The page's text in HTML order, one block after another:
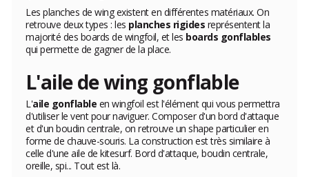
Les planches de wing existent en différentes matériaux. On
retrouve deux types : les planches rigides représentent la
majorité des boards de wingfoil, et les boards gonflables
qui permette de gagner de la place.
L'aile de wing gonflable
L'aile gonflable en wingfoil est l'élément qui vous permettra
d'utiliser le vent pour naviguer. Composer d'un bord d'attaque
et d'un boudin centrale, on retrouve un shape particulier en
forme de chauve-souris. La construction est très similaire à
celle d'une aile de kitesurf. Bord d'attaque, boudin centrale,
oreille, spi... Tout est là.